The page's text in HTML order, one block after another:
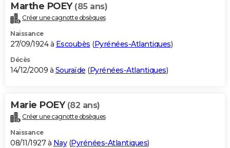
Marthe POEY (85 ans)
Créer une cagnotte obsèques
Naissance
27/09/1924 à Escoubès (Pyrénées-Atlantiques)
Décès
14/12/2009 à Souraïde (Pyrénées-Atlantiques)
Marie POEY (82 ans)
Créer une cagnotte obsèques
Naissance
08/11/1927 à Nay(Pyrénées-Atlantiques)